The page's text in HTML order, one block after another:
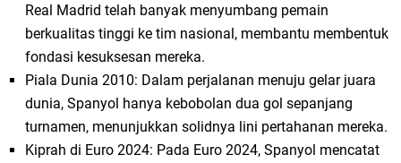
Real Madrid telah banyak menyumbang pemain
berkualitas tinggi ke tim nasional, membantu membentuk
fondasi kesuksesan mereka.
Piala Dunia 2010: Dalam perjalanan menuju gelar juara
dunia, Spanyol hanya kebobolan dua gol sepanjang
turnamen, menunjukkan solidnya lini pertahanan mereka.
Kiprah di Euro 2024: Pada Euro 2024, Spanyol mencatat